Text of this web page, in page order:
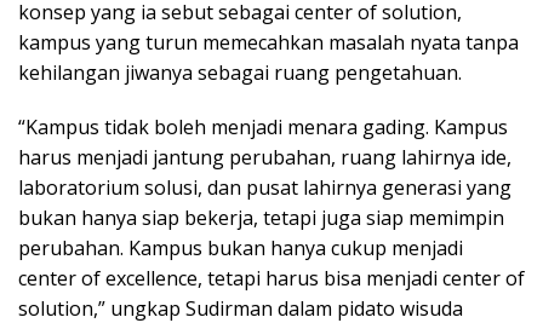
konsep yang ia sebut sebagai center of solution,
kampus yang turun memecahkan masalah nyata tanpa
kehilangan jiwanya sebagai ruang pengetahuan.
“Kampus tidak boleh menjadi menara gading. Kampus
harus menjadi jantung perubahan, ruang lahirnya ide,
laboratorium solusi, dan pusat lahirnya generasi yang
bukan hanya siap bekerja, tetapi juga siap memimpin
perubahan. Kampus bukan hanya cukup menjadi
center of excellence, tetapi harus bisa menjadi center of
solution,” ungkap Sudirman dalam pidato wisuda